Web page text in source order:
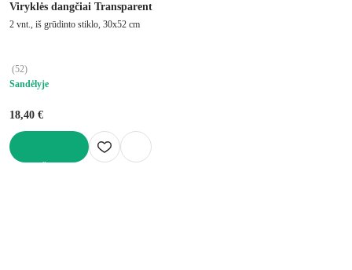
Viryklės dangčiai Transparent
2 vnt., iš grūdinto stiklo, 30x52 cm
(52)
Sandėlyje
18,40 €